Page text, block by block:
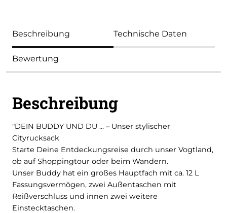
Beschreibung Technische Daten
Bewertung
Beschreibung
"DEIN BUDDY UND DU ... – Unser stylischer
Cityrucksack
Starte Deine Entdeckungsreise durch unser Vogtland,
ob auf Shoppingtour oder beim Wandern.
Unser Buddy hat ein großes Hauptfach mit ca. 12 L
Fassungsvermögen, zwei Außentaschen mit
Reißverschluss und innen zwei weitere
Einstecktaschen.